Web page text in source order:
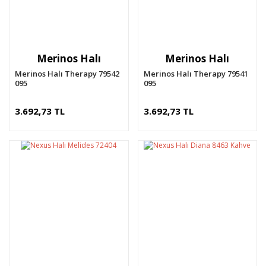
Merinos Halı
Merinos Halı Therapy 79542
095
3.692,73 TL
Merinos Halı
Merinos Halı Therapy 79541
095
3.692,73 TL